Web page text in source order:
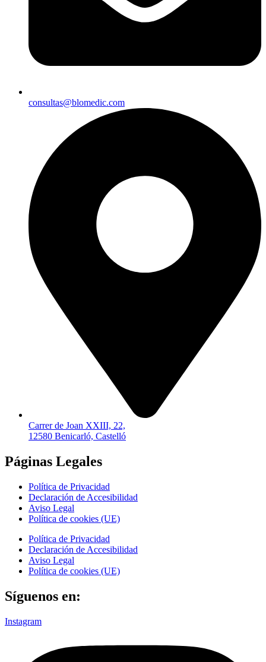
consultas@blomedic.com
Carrer de Joan XXIII, 22,
12580 Benicarló, Castelló
Páginas Legales
Política de Privacidad
Declaración de Accesibilidad
Aviso Legal
Política de cookies (UE)
Política de Privacidad
Declaración de Accesibilidad
Aviso Legal
Política de cookies (UE)
Síguenos en:
Instagram